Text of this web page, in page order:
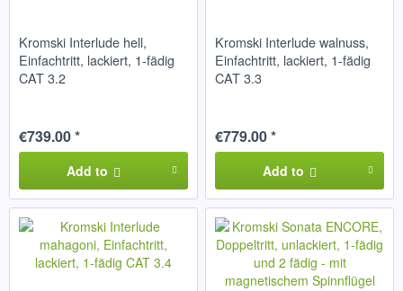
Kromski Interlude hell,
Einfachtritt, lackiert, 1-fädig
CAT 3.2
€739.00 *
Add to
Kromski Interlude walnuss,
Einfachtritt, lackiert, 1-fädig
CAT 3.3
€779.00 *
Add to